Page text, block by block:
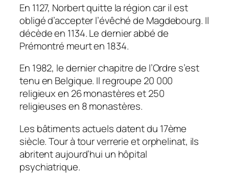
En 1127, Norbert quitte la région car il est
obligé d’accepter l’évêché de Magdebourg. Il
décède en 1134. Le dernier abbé de
Prémontré meurt en 1834.
En 1982, le dernier chapitre de l’Ordre s’est
tenu en Belgique. Il regroupe 20 000
religieux en 26 monastères et 250
religieuses en 8 monastères.
Les bâtiments actuels datent du 17ème
siècle. Tour à tour verrerie et orphelinat, ils
abritent aujourd’hui un hôpital
psychiatrique.